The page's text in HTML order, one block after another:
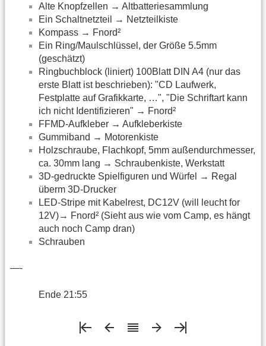
Alte Knopfzellen → Altbatteriesammlung
Ein Schaltnetzteil → Netzteilkiste
Kompass → Fnord²
Ein Ring/Maulschlüssel, der Größe 5.5mm
(geschätzt)
Ringbuchblock (liniert) 100Blatt DIN A4 (nur das
erste Blatt ist beschrieben): "CD Laufwerk,
Festplatte auf Grafikkarte, …", "Die Schriftart kann
ich nicht Identifizieren" → Fnord²
FFMD-Aufkleber → Aufkleberkiste
Gummiband → Motorenkiste
Holzschraube, Flachkopf, 5mm außendurchmesser,
ca. 30mm lang → Schraubenkiste, Werkstatt
3D-gedruckte Spielfiguren und Würfel → Regal
überm 3D-Drucker
LED-Stripe mit Kabelrest, DC12V (will leucht for
12V)→ Fnord² (Sieht aus wie vom Camp, es hängt
auch noch Camp dran)
Schrauben
—-
Ende 21:55